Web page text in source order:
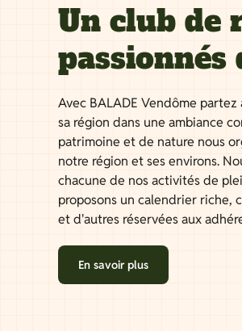
Un club de
passionnés
Avec BALADE Vendôme
sa région dans une ambiance
patrimoine et de nature nous
notre région et ses environs.
chacune de nos activités de
proposons un calendrier riche,
et d'autres réservées aux
En savoir plus